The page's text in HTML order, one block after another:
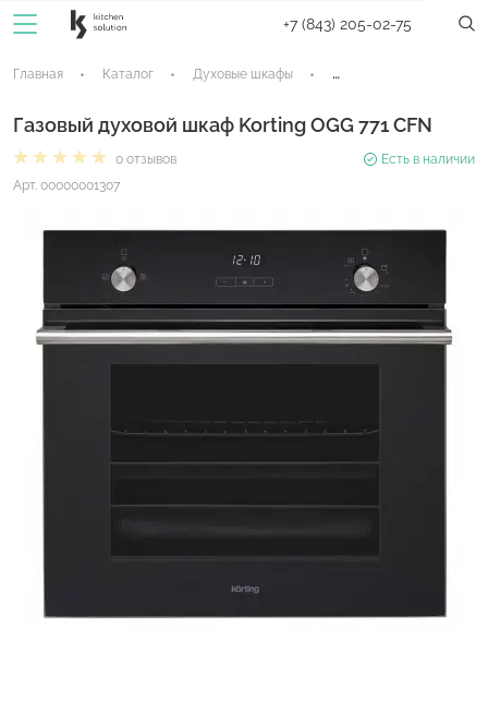
+7 (843) 205-02-75
Главная Каталог Духовые шкафы Газовые духовые шкафы
Газовый духовой шкаф Korting OGG 771 CFN
0 отзывов
Есть в наличии
Арт. 00000001307